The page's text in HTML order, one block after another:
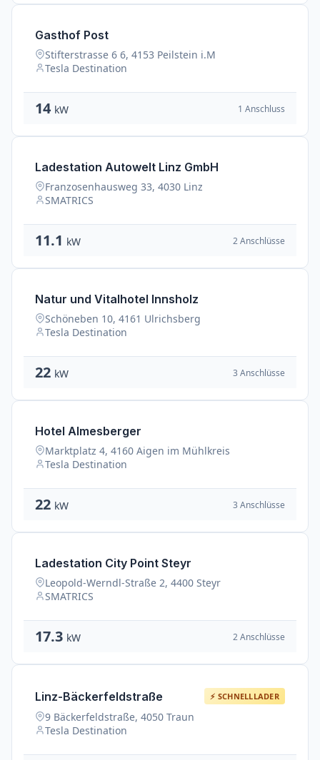
Gasthof Post
Stifterstrasse 6 6, 4153 Peilstein i.M
Tesla Destination
14 kW 1 Anschluss
Ladestation Autowelt Linz GmbH
Franzosenhausweg 33, 4030 Linz
SMATRICS
11.1 kW 2 Anschlüsse
Natur und Vitalhotel Innsholz
Schöneben 10, 4161 Ulrichsberg
Tesla Destination
22 kW 3 Anschlüsse
Hotel Almesberger
Marktplatz 4, 4160 Aigen im Mühlkreis
Tesla Destination
22 kW 3 Anschlüsse
Ladestation City Point Steyr
Leopold-Werndl-Straße 2, 4400 Steyr
SMATRICS
17.3 kW 2 Anschlüsse
Linz-Bäckerfeldstraße ⚡ SCHNELLLADER
9 Bäckerfeldstraße, 4050 Traun
Tesla Destination